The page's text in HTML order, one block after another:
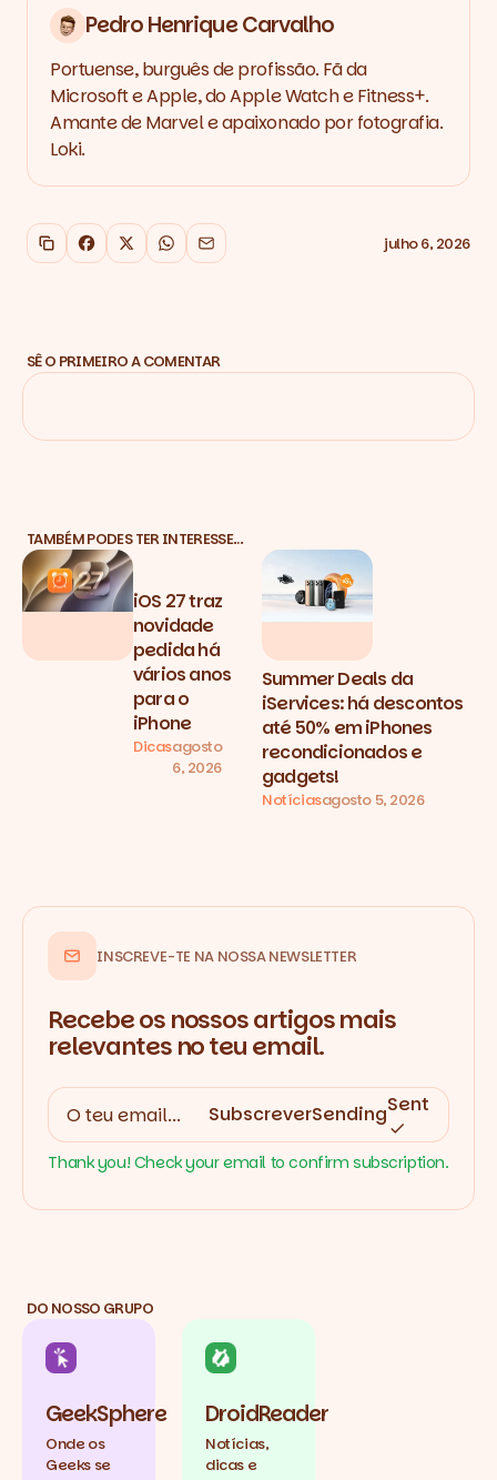
Pedro Henrique Carvalho
Portuense, burguês de profissão. Fã da
Microsoft e Apple, do Apple Watch e Fitness+.
Amante de Marvel e apaixonado por fotografia.
Loki.
Copiar link
Facebook
X WhatsApp
Email julho 6, 2026
SÊ O PRIMEIRO A COMENTAR
TAMBÉM PODES TER INTERESSE…
iOS 27 traz
novidade
pedida há
vários anos
para o
iPhone
Dicasagosto
6, 2026
Summer Deals da
iServices: há descontos
até 50% em iPhones
recondicionados e
gadgets!
Notíciasagosto 5, 2026
INSCREVE-TE NA NOSSA NEWSLETTER
Recebe os nossos artigos mais
relevantes no teu email.
SubscreverSendingSent
Thank you! Check your email to confirm subscription.
DO NOSSO GRUPO
GeekSphere
Onde os
Geeks se
DroidReader
Notícias,
dicas e